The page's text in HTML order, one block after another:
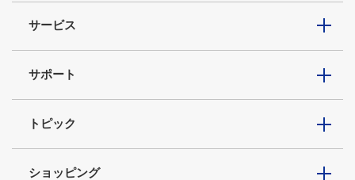
サービス
サポート
トピック
ショッピング